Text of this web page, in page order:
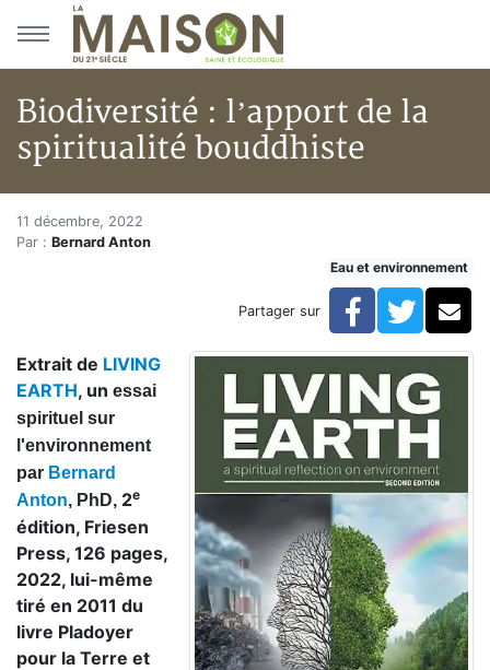
Aller au menu principal
Aller au contenu principal
Biodiversité : l’apport de la
spiritualité bouddhiste
Accueil
Articles
Biodiversité : l’apport de la spiritualité bouddhiste
Biodiversité : l’apport de la
11 décembre, 2022
Par : Bernard Anton
Eau et environnement
Partager sur Facebook
Extrait de LIVING
EARTH, un essai
spirituel sur
l'environnement
par Bernard
Anton, PhD, 2e
édition, Friesen
Press, 126 pages,
2022, lui-même
tiré en 2011 du
livre Pladoyer
pour la Terre et